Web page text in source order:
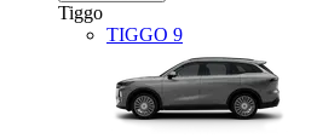
Tiggo
TIGGO 9